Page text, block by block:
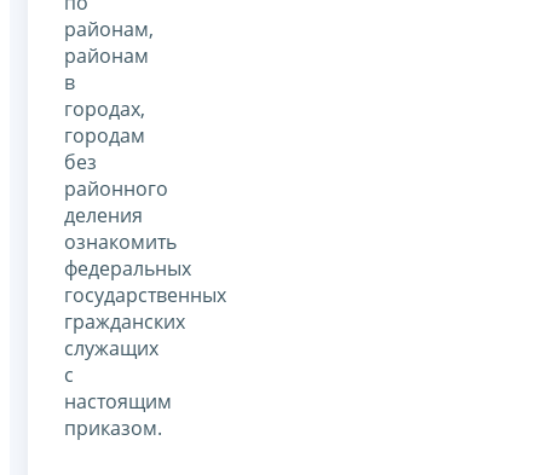
районам,
районам
в
городах,
городам
без
районного
деления
ознакомить
федеральных
государственных
гражданских
служащих
с
настоящим
приказом.